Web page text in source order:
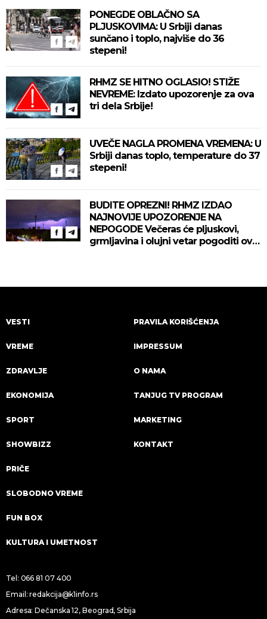
PONEGDE OBLAČNO SA
PLJUSKOVIMA: U Srbiji danas
sunčano i toplo, najviše do 36
stepeni!
RHMZ SE HITNO OGLASIO! STIŽE
NEVREME: Izdato upozorenje za ova
tri dela Srbije!
UVEČE NAGLA PROMENA VREMENA: U
Srbiji danas toplo, temperature do 37
stepeni!
BUDITE OPREZNI! RHMZ IZDAO
NAJNOVIJE UPOZORENJE NA
NEPOGODE Večeras će pljuskovi,
grmljavina i olujni vetar pogoditi ove
VESTI
VREME
ZDRAVLJE
EKONOMIJA
SPORT
SHOWBIZZ
PRIČE
SLOBODNO VREME
FUN BOX
KULTURA I UMETNOST
PRAVILA KORIŠĆENJA
IMPRESSUM
O NAMA
TANJUG TV PROGRAM
MARKETING
KONTAKT
Tel: 066 81 07 400
Email:redakcija@k1info.rs
Adresa: Dečanska 12, Beograd, Srbija